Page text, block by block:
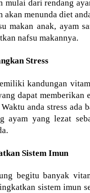
mulai dari rendang
akan menunda diet
makan anak, ayam
nafsu makannya.
Stress
kandungan
dapat memberikan
anda stress ada
ayam yang lezat
Sistem Imun
begitu banyak
sistem imun